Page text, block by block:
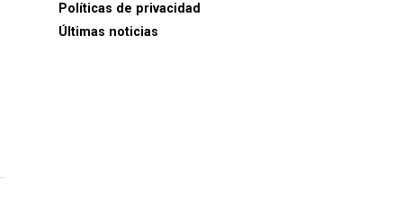
Políticas de privacidad
Últimas noticias